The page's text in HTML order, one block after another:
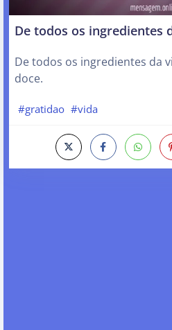
De todos os ingredientes
De todos os ingredientes da
doce.
#gratidao #vida